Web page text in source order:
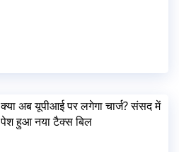
क्या अब यूपीआई पर लगेगा चार्ज? संसद में
पेश हुआ नया टैक्स बिल